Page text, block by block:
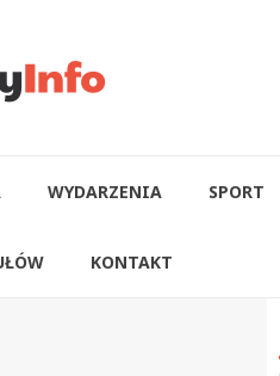
WYDARZENIA SPORT
KONTAKT